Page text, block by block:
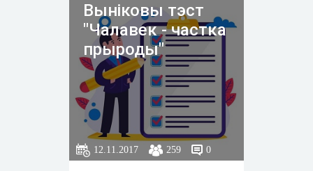
Выніковы тэст
"Чалавек - частка
прыроды"
12.11.2017 259 0